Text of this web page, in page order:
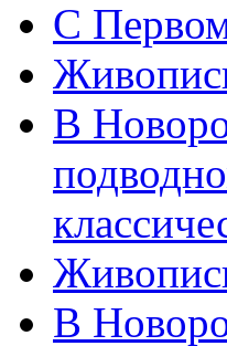
C
В
В